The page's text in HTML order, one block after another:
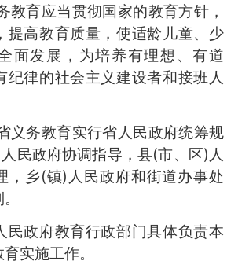
育应当贯彻国家的教育方针，
提高教育质量，使适龄儿童、少
面发展，为培养有理想、有道
纪律的社会主义建设者和接班人
务教育实行省人民政府统筹规
民政府协调指导，县(市、区)人
，乡(镇)人民政府和街道办事处
政府教育行政部门具体负责本
实施工作。